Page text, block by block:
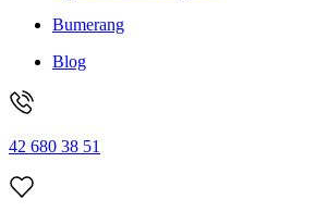
Bumerang
Blog
42 680 38 51